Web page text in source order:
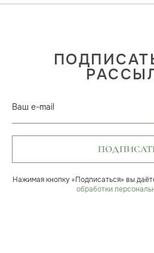
Ваш e-mail
Нажимая кнопку «Подписаться» вы
обработки